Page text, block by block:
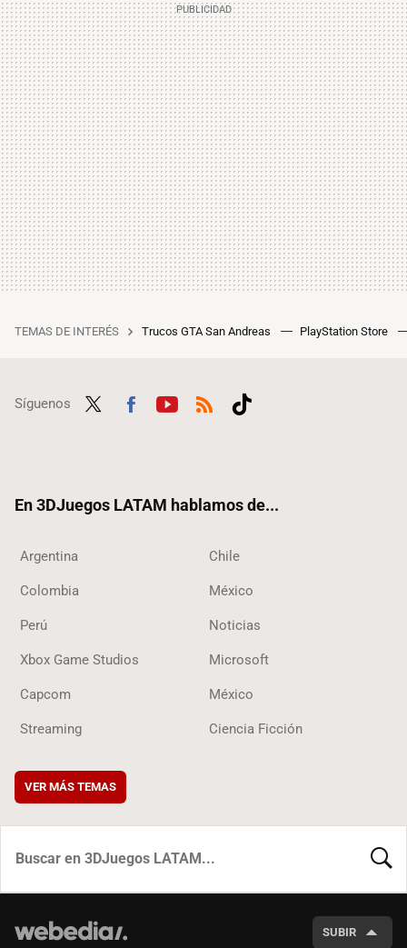
TEMAS DE INTERÉS Trucos GTA San Andreas PlayStation Store
Síguenos
En 3DJuegos LATAM hablamos de...
Argentina Chile
Colombia México
Perú Noticias
Xbox Game Studios Microsoft
Capcom México
Streaming Ciencia Ficción
VER MÁS TEMAS
SUBIR